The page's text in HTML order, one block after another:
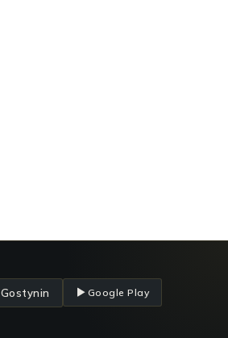
Gostynin Google Play